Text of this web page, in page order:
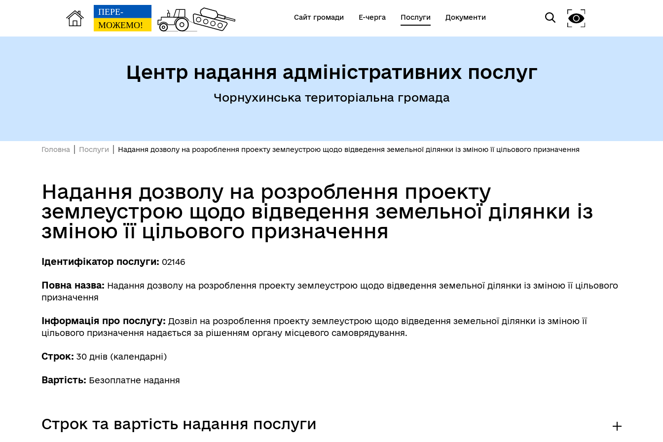
Сайт громади Е-черга Послуги Документи
Центр надання адміністративних послуг
Чорнухинська територіальна громада
Головна Послуги Надання дозволу на розроблення проекту землеустрою щодо відведення земельної ділянки із зміною її цільового призначення
Надання дозволу на розроблення проекту
землеустрою щодо відведення земельної ділянки із
зміною її цільового призначення
Ідентифікатор послуги: 02146
Повна назва: Надання дозволу на розроблення проекту землеустрою щодо відведення земельної ділянки із зміною її цільового
призначення
Інформація про послугу: Дозвіл на розроблення проекту землеустрою щодо відведення земельної ділянки із зміною її
цільового призначення надається за рішенням органу місцевого самоврядування.
Строк: 30 днів (календарні)
Вартість: Безоплатне надання
Строк та вартість надання послуги